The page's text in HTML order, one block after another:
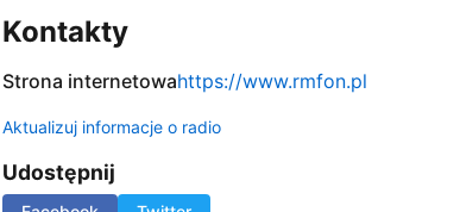
Kontakty
Strona internetowahttps://www.rmfon.pl
Aktualizuj informacje o radio
Udostępnij